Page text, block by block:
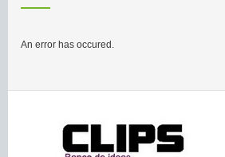
An error has occured.